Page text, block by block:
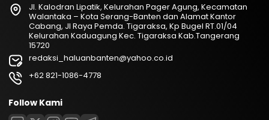
Jl. Kalodran Lipatik, Kelurahan Pager Agung, Kecamatan
Walantaka – Kota Serang-Banten dan Alamat Kantor
Cabang, Jl Raya Pemda. Tigaraksa, Kp Bugel RT.01/04
Kelurahan Kaduagung Kec. Tigaraksa Kab.Tangerang
15720
redaksi_haluanbanten@yahoo.co.id
+62 821-1086-4778
Follow Kami